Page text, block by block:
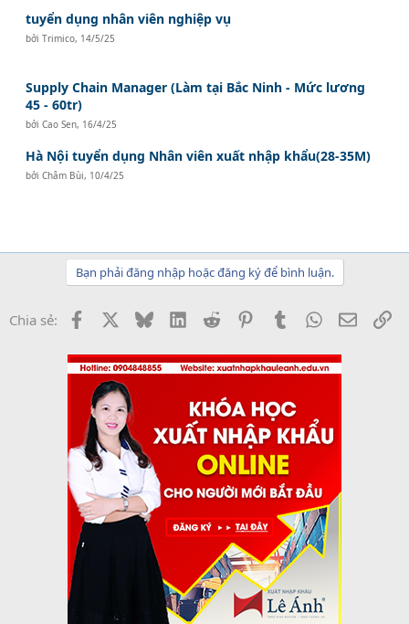
tuyển dụng nhân viên nghiệp vụ
bởiTrimico, 14/5/25
Supply Chain Manager (Làm tại Bắc Ninh - Mức lương
45 - 60tr)
bởiCao Sen, 16/4/25
Hà Nội tuyển dụng Nhân viên xuất nhập khẩu(28-35M)
bởiChâm Bùi, 10/4/25
Bạn phải đăng nhập hoặc đăng ký để bình luận.
Chia sẻ: Facebook BlueskyLinkedInReddit PinterestTumblrWhatsApp
Email